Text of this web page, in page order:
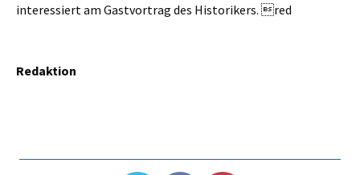
interessiert am Gastvortrag des Historikers. red
Redaktion